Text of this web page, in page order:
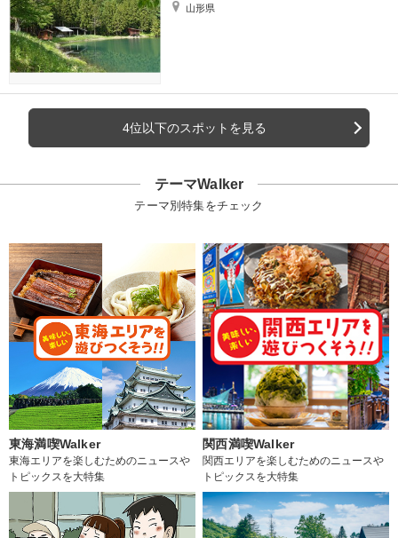
山形県
4位以下のスポットを見る
テーマWalker
テーマ別特集をチェック
東海満喫Walker
東海エリアを楽しむためのニュースや
トピックスを大特集
関西満喫Walker
関西エリアを楽しむためのニュースや
トピックスを大特集